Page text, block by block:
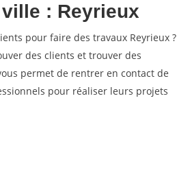
: Reyrieux
pour faire des travaux Reyrieux ?
des clients et trouver des
permet de rentrer en contact de
pour réaliser leurs projets